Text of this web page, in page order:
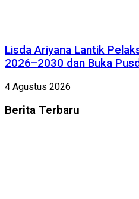
Lisda Ariyana Lantik
2026–2030 dan Buka
4 Agustus 2026
Berita Terbaru